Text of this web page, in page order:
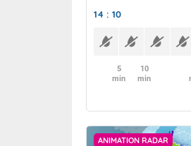
14 : 10
5
min
10
min
ANIMATION RADAR